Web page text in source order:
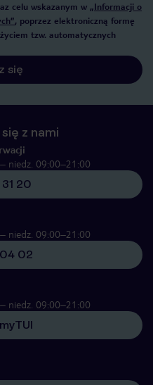
celu wskazanym w „Informacji o
, poprzez elektroniczną formę
tzw. automatycznych
się
z nami
niedz. 09:00–21:00
20
niedz. 09:00–21:00
02
niedz. 09:00–21:00